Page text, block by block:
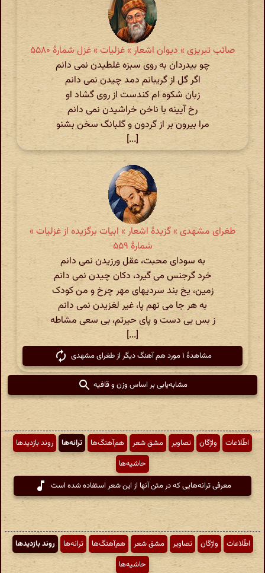
صائب تبریزی » دیوان اشعار » غزلیات » غزل شمارهٔ ۵۵۸۰
چو بیدردان به روی سبزه غلطیدن نمی دانم
اگر گل از گریبانم دمد چیدن نمی دانم
زبان شکوه ام کندست از روی گشاد او
رخ آیینه با ناخن خراشیدن نمی دانم
مرا بیرون بر از گردون و گلبانگ سخن بشنو
[...]
طغرای مشهدی » گزیدهٔ اشعار » ابیات برگزیده از غزلیات »
شمارهٔ ۵۵۹
به سودای محبت، عقل ورزیدن نمی دانم
خرد گرجنس می گیرد، دکان چیدن نمی دانم
زمین، یخ بند سردیهای مهر چرخ و من کودک
به هر جا می نهم پا، غیر لغزیدن نمی دانم
ز بس بی دست و پای حیرتم، بی سعی مشاطه
[...]
مشاهدهٔ ۱ مورد هم آهنگ دیگر از طغرای مشهدی
مشابه‌یابی بر اساس وزن و قافیه
اطّلاعات واژگان تصاویر مشق شعر هم‌آهنگ‌ها ترانه‌ها
روند بازدیدها
حاشیه‌ها
معرفی ترانه‌هایی که در متن آنها از این شعر استفاده شده است
اطّلاعات واژگان تصاویر مشق شعر هم‌آهنگ‌ها ترانه‌ها
روند بازدیدها
حاشیه‌ها